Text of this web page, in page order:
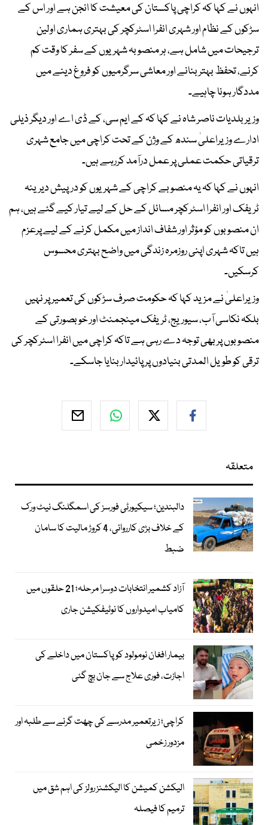
انہوں نے کہا کہ کراچی پاکستان کی معیشت کا انجن ہے اور اس کے
سڑکوں کے نظام اور شہری انفرا اسٹرکچر کی بہتری ہماری اولین
ترجیحات میں شامل ہے، ہر منصوبہ شہریوں کے سفر کا وقت کم
کرنے، تحفظ بہتر بنانے اور معاشی سرگرمیوں کو فروغ دینے میں
مددگار ہونا چاہیے۔
وزیر بلدیات ناصر شاہ نے کہا کہ کے ایم سی، کے ڈی اے اور دیگر ذیلی
ادارے وزیراعلیٰ سندھ کے وژن کے تحت کراچی میں جامع شہری
ترقیاتی حکمت عملی پر عمل درآمد کررہے ہیں۔
انہوں نے کہا کہ یہ منصوبے کراچی کے شہریوں کو درپیش دیرینہ
ٹریفک اور انفرا اسٹرکچر مسائل کے حل کے لیے تیار کیے گئے ہیں، ہم
ان منصوبوں کو مؤثر اور شفاف انداز میں مکمل کرنے کے لیے پرعزم
ہیں تاکہ شہری اپنی روزمرہ زندگی میں واضح بہتری محسوس
کرسکیں۔
وزیراعلیٰ نے مزید کہا کہ حکومت صرف سڑکوں کی تعمیر پر نہیں
بلکہ نکاسی آب، سیوریج، ٹریفک مینجمنٹ اور خوبصورتی کے
منصوبوں پر بھی توجہ دے رہی ہے تاکہ کراچی میں انفرا اسٹرکچر کی
ترقی کو طویل المدتی بنیادوں پر پائیدار بنایا جاسکے۔
متعلقہ
دالبندین؛ سیکیورٹی فورسز کی اسمگلنگ نیٹ ورک
کے خلاف بڑی کارروائی، 4 کروڑ مالیت کا سامان
ضبط
آزاد کشمیر انتخابات دوسرا مرحلہ؛ 21 حلقوں میں
کامیاب امیدواروں کا نوٹیفکیشن جاری
بیمار افغان نومولود کو پاکستان میں داخلے کی
اجازت، فوری علاج سے جان بچ گئی
کراچی؛ زیرتعمیر مدرسے کی چھت گرنے سے طلبہ اور
مزدور زخمی
الیکشن کمیشن کا الیکشنز رولز کی اہم شق میں
ترمیم کا فیصلہ